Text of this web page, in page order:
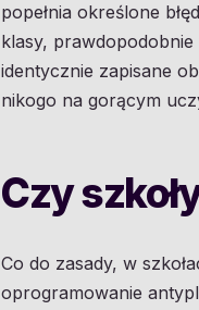
popełnia określone
klasy, prawdopodobnie
identycznie zapisane
nikogo na gorącym
Czy
Co do zasady, w
oprogramowanie